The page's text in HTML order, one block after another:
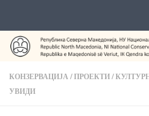
КОНЗЕРВАЦИЈА/ПРОЕКТИ/
УВИДИ